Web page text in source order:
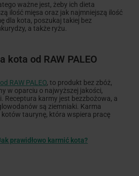
ważne jest, żeby ich dieta
ilość mięsa oraz jak najmniejszą ilość
dla kota, poszukaj takiej bez
a także ryżu.
kota od RAW PALEO
RAW PALEO, to produkt bez zbóż,
w oparciu o najwyższej jakości,
Receptura karmy jest bezzbożowa, a
są ziemniaki. Karma
taurynę, która wspiera pracę
prawidłowo karmić kota?